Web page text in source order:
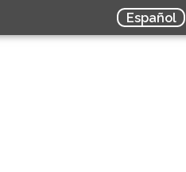
Español